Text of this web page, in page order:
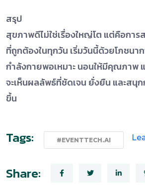
สรุป
สุขภาพดีไม่ใช่เรื่องใหญ่โต แต่คือการ
ที่ถูกต้องในทุกวัน เริ่มวันนี้ด้วยโภชนา
กำลังกายพอเหมาะ นอนให้มีคุณภาพ
จะเห็นผลลัพธ์ที่ชัดเจน ยั่งยืน และสนุ
ขึ้น
Tags: #EVENTTECH.AI
Share: